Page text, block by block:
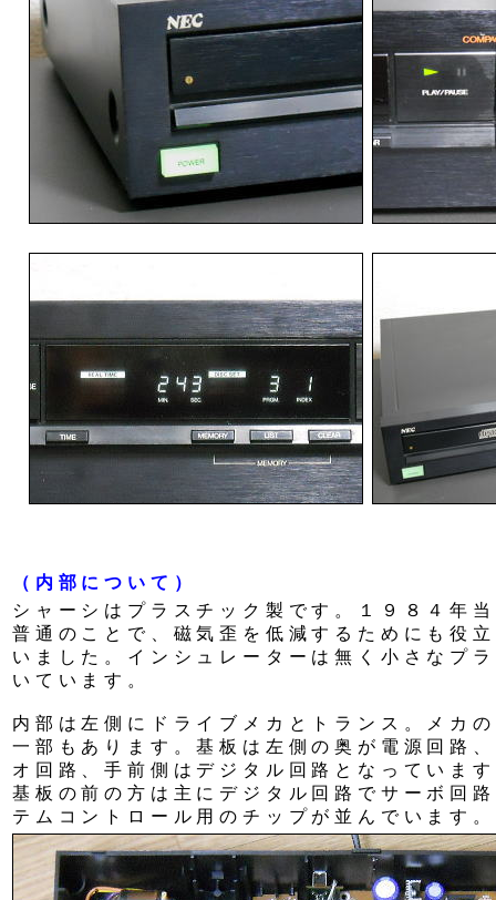
（内部について）
シャーシはプラスチック製です。１９８４年
普通のことで、磁気歪を低減するためにも役
いました。インシュレーターは無く小さなプ
いています。
内部は左側にドライブメカとトランス。メカ
一部もあります。基板は左側の奥が電源回路
オ回路、手前側はデジタル回路となっていま
基板の前の方は主にデジタル回路でサーボ回
テムコントロール用のチップが並んでいます。